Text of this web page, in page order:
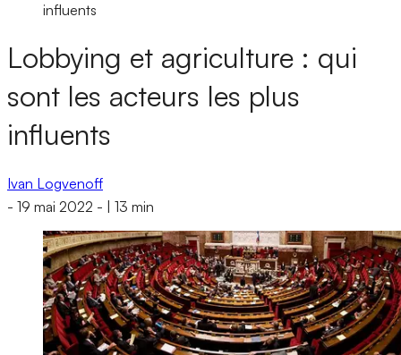
influents
Lobbying et agriculture : qui
sont les acteurs les plus
influents
Ivan Logvenoff
- 19 mai 2022 - 13 min